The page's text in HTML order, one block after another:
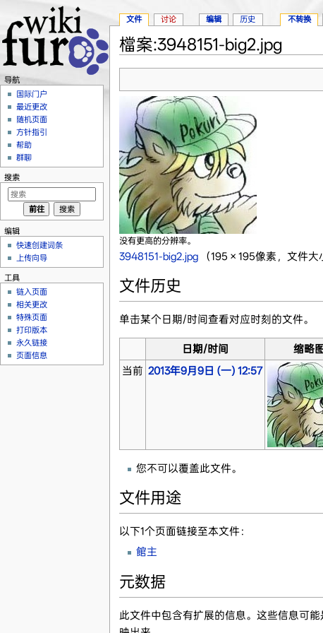
檔案:3948151-big2.jpg
没有更高的分辨率。
3948151-big2.jpg‎ （195 × 195像素，文件
文件历史
单击某个日期/时间查看对应时刻的文件。
日期/时间 缩略图
当前 2013年9月9日 (一) 12:57
您不可以覆盖此文件。
文件用途
以下1个页面链接至本文件：
館主
元数据
此文件中包含有扩展的信息。这些信息可
文件 讨论 编辑 历史 不转换
导航
国际门户
最近更改
随机页面
方针指引
帮助
群聊
搜索
编辑
快速创建词条
上传向导
工具
链入页面
相关更改
特殊页面
打印版本
永久链接
页面信息